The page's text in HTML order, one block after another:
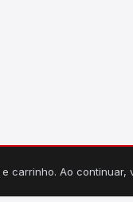
carrinho. Ao